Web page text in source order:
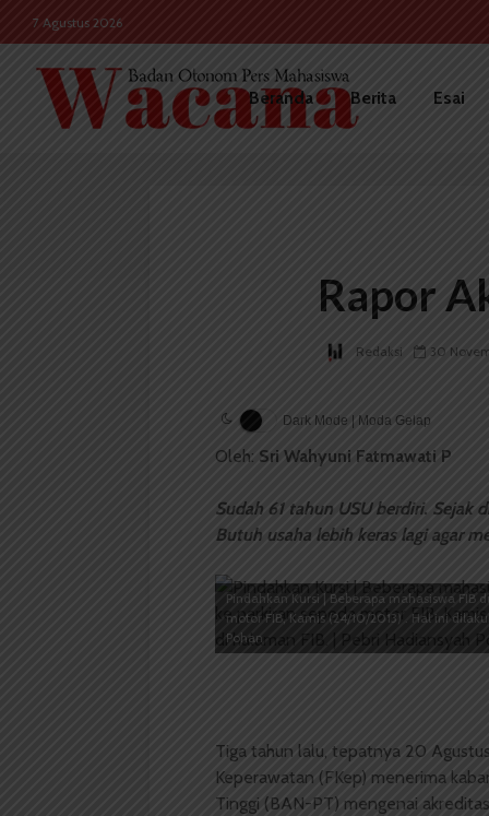
7 Agustus 2026
Beranda Berita Esai
Rapor
Redaksi 30
Dark Mode | Moda Gelap
Oleh: Sri Wahyuni Fatmawati P
Sudah 61 tahun USU berdiri. Sejak
Butuh usaha lebih keras lagi agar
Pindahkan Kursi | Beberapa mahasiswa
motor FIB, Kamis (24/10/2013) . Hal ini
Pohan
Tiga tahun lalu, tepatnya 20
Keperawatan (FKep) menerima
Tinggi (BAN­-PT) mengenai